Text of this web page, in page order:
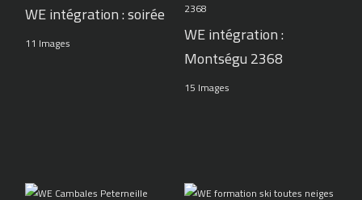
WE intégration : soirée
11 Images
WE intégration :
Montségu 2368
15 Images